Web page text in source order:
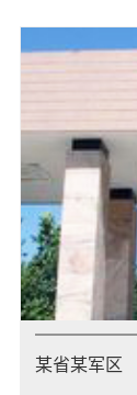
某省某军区